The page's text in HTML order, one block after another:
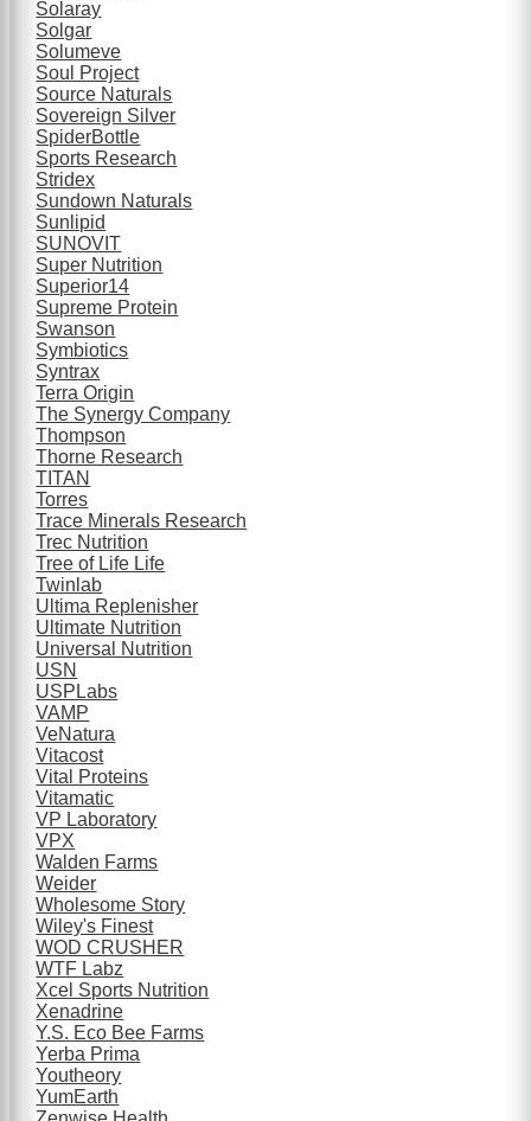
Solaray
Solgar
Solumeve
Soul Project
Source Naturals
Sovereign Silver
SpiderBottle
Sports Research
Stridex
Sundown Naturals
Sunlipid
SUNOVIT
Super Nutrition
Superior14
Supreme Protein
Swanson
Symbiotics
Syntrax
Terra Origin
The Synergy Company
Thompson
Thorne Research
TITAN
Torres
Trace Minerals Research
Trec Nutrition
Tree of Life Life
Twinlab
Ultima Replenisher
Ultimate Nutrition
Universal Nutrition
USN
USPLabs
VAMP
VeNatura
Vitacost
Vital Proteins
Vitamatic
VP Laboratory
VPX
Walden Farms
Weider
Wholesome Story
Wiley's Finest
WOD CRUSHER
WTF Labz
Xcel Sports Nutrition
Xenadrine
Y.S. Eco Bee Farms
Yerba Prima
Youtheory
YumEarth